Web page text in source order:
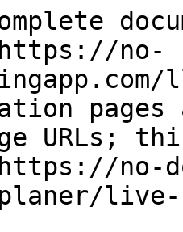
no-
URLs;
no-
live-